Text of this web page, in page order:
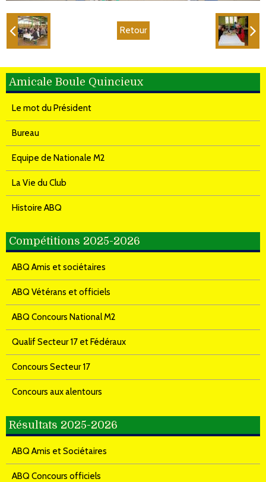
Retour
Amicale Boule Quincieux
Le mot du Président
Bureau
Equipe de Nationale M2
La Vie du Club
Histoire ABQ
Compétitions 2025-2026
ABQ Amis et sociétaires
ABQ Vétérans et officiels
ABQ Concours National M2
Qualif Secteur 17 et Fédéraux
Concours Secteur 17
Concours aux alentours
Résultats 2025-2026
ABQ Amis et Sociétaires
ABQ Concours officiels